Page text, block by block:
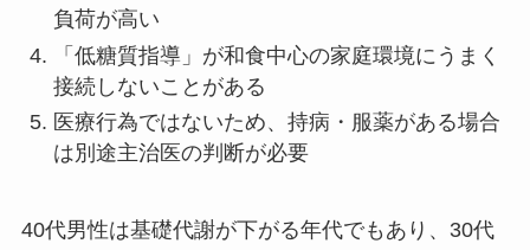
負荷が高い
「低糖質指導」が和食中心の家庭環境にうまく
接続しないことがある
医療行為ではないため、持病・服薬がある場合
は別途主治医の判断が必要
40代男性は基礎代謝が下がる年代でもあり、30代